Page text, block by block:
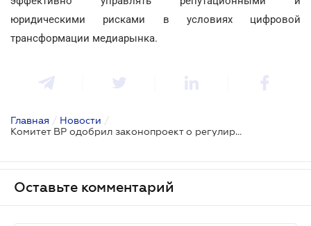
юридическими рисками в условиях цифровой
трансформации медиарынка.
Главная / Новости /
Комитет ВР одобрил законопроект о регулировании Telegram: что изменится для пользователей и бизнеса
Оставьте комментарий